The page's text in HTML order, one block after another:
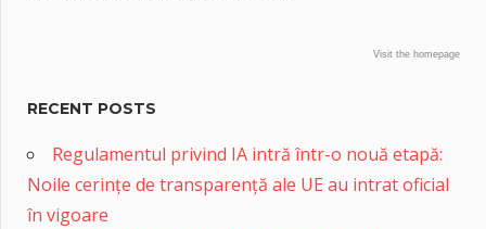
Visit the homepage
RECENT POSTS
Regulamentul privind IA intră într-o nouă etapă:
Noile cerințe de transparență ale UE au intrat oficial
în vigoare